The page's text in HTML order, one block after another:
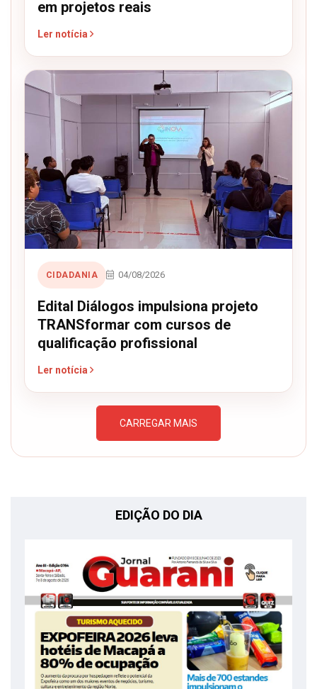
em projetos reais
Ler notícia
CIDADANIA 04/08/2026
Edital Diálogos impulsiona projeto
TRANSformar com cursos de
qualificação profissional
Ler notícia
CARREGAR MAIS
EDIÇÃO DO DIA